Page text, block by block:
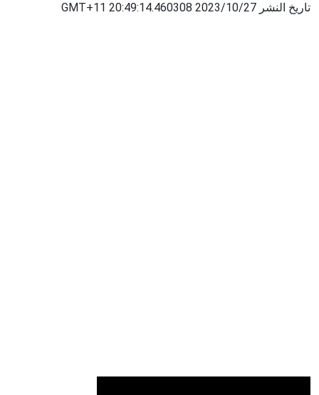
تاريخ النشر 2023/10/27 20:49:14.460308 GMT+11